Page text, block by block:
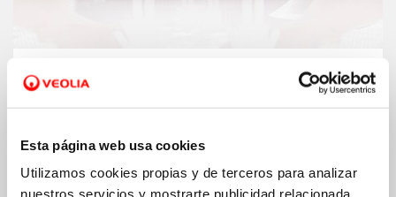
Esta página web usa cookies
Utilizamos cookies propias y de terceros para analizar
nuestros servicios y mostrarte publicidad relacionada
Fondo social.
Ampliamos nuestro fondo
para ayudar a las familias a pagar el